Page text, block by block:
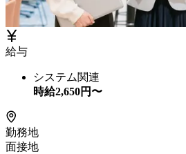
給与
システム関連
時給2,650円〜
勤務地
面接地